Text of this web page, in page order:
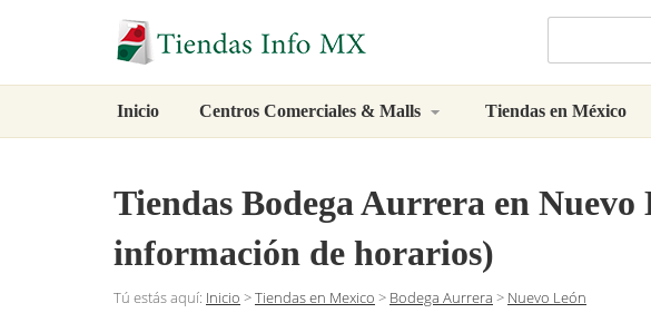
Inicio Centros Comerciales & Malls Tiendas en México
Tiendas Bodega Aurrera en
información de horarios)
Tú estás aquí: Inicio >Tiendas en Mexico > Bodega Aurrera > Nuevo León